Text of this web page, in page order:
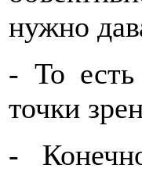
нужно
- То есть
точки
-